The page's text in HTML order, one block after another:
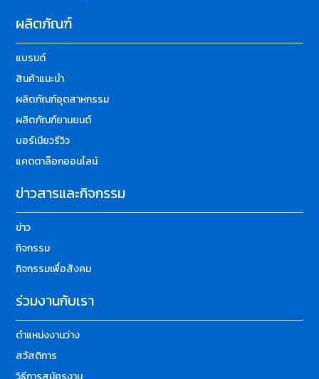
ผลิตภัณฑ์
แบรนด์
สินค้าแนะนำ
ผลิตภัณฑ์อุตสาหกรรม
ผลิตภัณฑ์ยานยนต์
บอร์เนียวรีวิว
แคตตาล็อกออนไลน์
ข่าวสารและกิจกรรม
ข่าว
กิจกรรม
กิจกรรมเพื่อสังคม
ร่วมงานกับเรา
ตำแหน่งงานว่าง
สวัสดิการ